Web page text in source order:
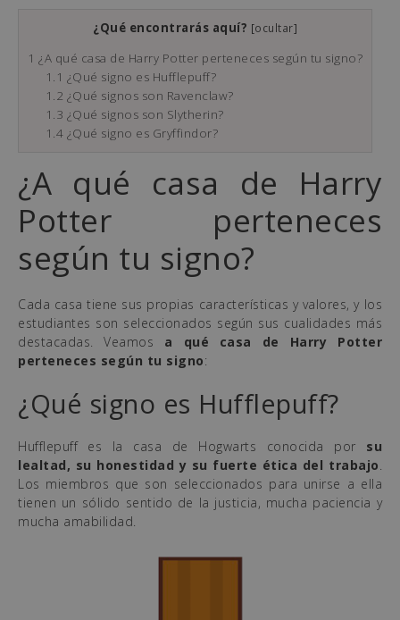
¿Qué encontrarás aquí? [ocultar]
1 ¿A qué casa de Harry Potter perteneces según tu signo?
1.1 ¿Qué signo es Hufflepuff?
1.2 ¿Qué signos son Ravenclaw?
1.3 ¿Qué signos son Slytherin?
1.4 ¿Qué signo es Gryffindor?
¿A qué casa de Harry
Potter perteneces
según tu signo?
Cada casa tiene sus propias características y valores, y los
estudiantes son seleccionados según sus cualidades más
destacadas. Veamos a qué casa de Harry Potter
perteneces según tu signo:
¿Qué signo es Hufflepuff?
Hufflepuff es la casa de Hogwarts conocida por su
lealtad, su honestidad y su fuerte ética del trabajo.
Los miembros que son seleccionados para unirse a ella
tienen un sólido sentido de la justicia, mucha paciencia y
mucha amabilidad.